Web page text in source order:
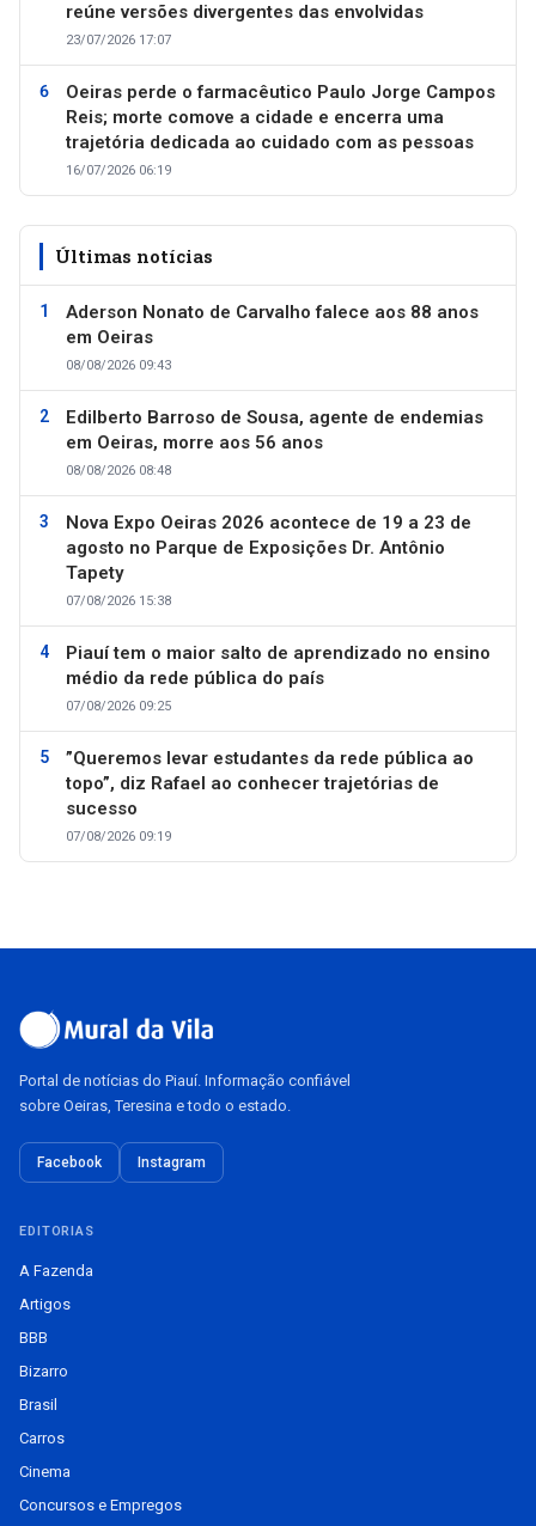
reúne versões divergentes das envolvidas
23/07/2026 17:07
Oeiras perde o farmacêutico Paulo Jorge Campos
Reis; morte comove a cidade e encerra uma
trajetória dedicada ao cuidado com as pessoas
16/07/2026 06:19
Últimas notícias
Aderson Nonato de Carvalho falece aos 88 anos
em Oeiras
08/08/2026 09:43
Edilberto Barroso de Sousa, agente de endemias
em Oeiras, morre aos 56 anos
08/08/2026 08:48
Nova Expo Oeiras 2026 acontece de 19 a 23 de
agosto no Parque de Exposições Dr. Antônio
Tapety
07/08/2026 15:38
Piauí tem o maior salto de aprendizado no ensino
médio da rede pública do país
07/08/2026 09:25
”Queremos levar estudantes da rede pública ao
topo”, diz Rafael ao conhecer trajetórias de
sucesso
07/08/2026 09:19
Portal de notícias do Piauí. Informação confiável
sobre Oeiras, Teresina e todo o estado.
Facebook Instagram
EDITORIAS
A Fazenda
Artigos
BBB
Bizarro
Brasil
Carros
Cinema
Concursos e Empregos